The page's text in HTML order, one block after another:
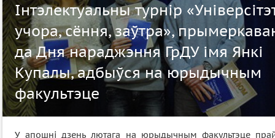
Інтэлектуальны турнір
учора, сёння, заўтра»,
да Дня нараджэння ГрДУ імя Янкі
Купалы, адбыўся на юрыдычным
факультэце
У апошні дзень лютага на юрыдычным факультэце